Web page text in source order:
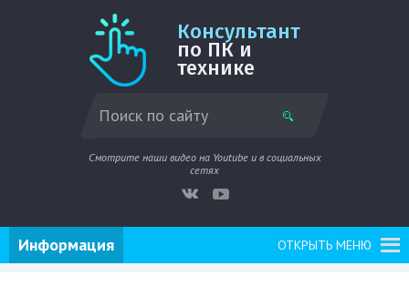
Консультант
по ПК и
технике
Смотрите наши видео на Youtube и в социальных
сетях
ОТКРЫТЬ МЕНЮ
Информация